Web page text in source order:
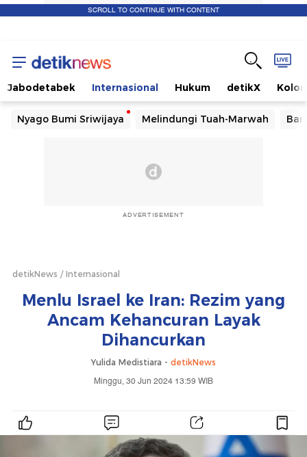
SCROLL TO CONTINUE WITH CONTENT
Jabodetabek Internasional Hukum detikX
Nyago Bumi Sriwijaya Melindungi Tuah-Marwah
ADVERTISEMENT
detikNews Internasional
Menlu Israel ke Iran: Rezim yang
Ancam Kehancuran Layak
Dihancurkan
Yulida Medistiara - detikNews
Minggu, 30 Jun 2024 13:59 WIB